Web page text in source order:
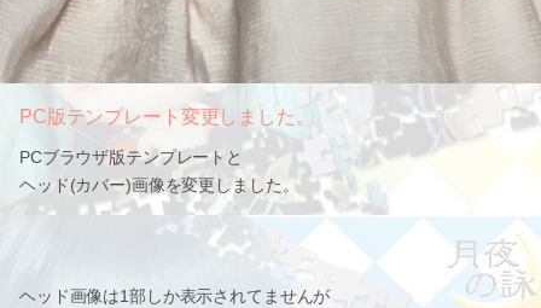
PC版テンプレート変更しました。
PCブラウザ版テンプレートと
ヘッド(カバー)画像を変更しました。
ヘッド画像は1部しか表示されてませんが